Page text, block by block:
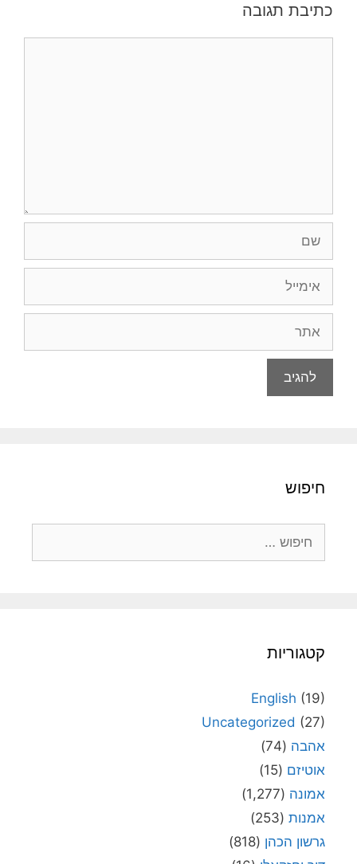
כתיבת תגובה
חיפוש
קטגוריות
English (19)
Uncategorized (27)
אהבה (74)
אוטיזם (15)
אמונה (1,277)
אמנות (253)
גרשון הכהן (818)